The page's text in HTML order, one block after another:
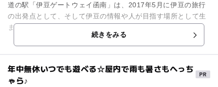
道の駅「伊豆ゲートウェイ函南」は、2017年5月に伊豆の旅行
の出発点として、そして伊豆の情報や人が目指す場所として生
まれた伊豆半島8番目の道の駅です。 伊豆の食材を集めた飲食
続きをみる
年中無休いつでも遊べる☆屋内で雨も暑さもへっち
ゃら♪